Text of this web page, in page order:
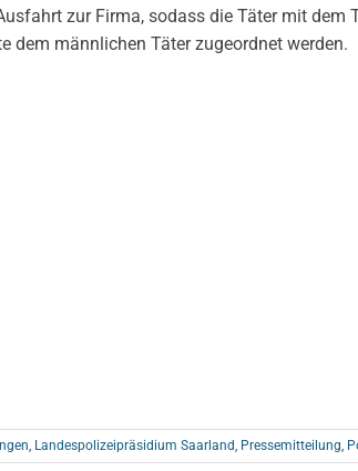
zur Firma, sodass die Täter mit dem
dem männlichen Täter zugeordnet werden.
Landespolizeipräsidium Saarland Pressemitteilung